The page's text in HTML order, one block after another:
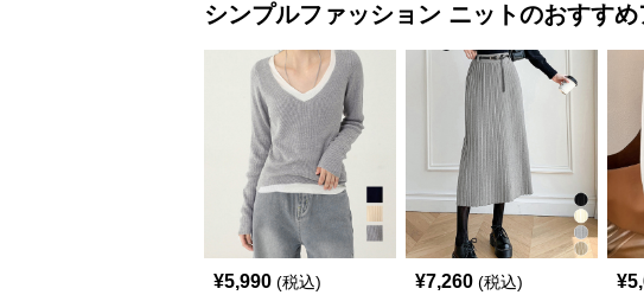
シンプルファッション ニットのおすすめ
¥5,990 (税込) ¥7,260 (税込) ¥